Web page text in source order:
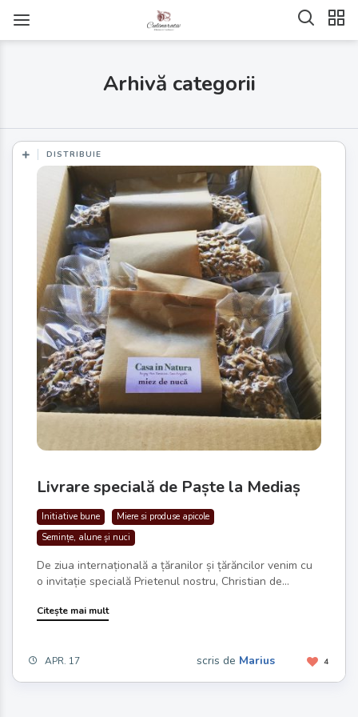
Arhivă categorii
DISTRIBUIE
Livrare specială de Paște la Mediaș
Initiative bune
Miere si produse apicole
Semințe, alune și nuci
De ziua internațională a țăranilor și țărăncilor venim cu
o invitație specială Prietenul nostru, Christian de...
Citește mai mult
APR. 17 4
scris de Marius